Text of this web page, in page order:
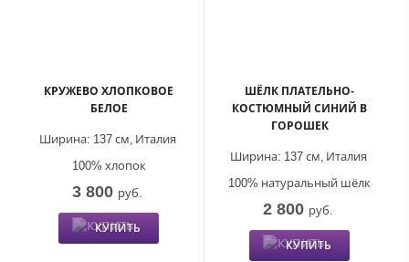
КРУЖЕВО ХЛОПКОВОЕ
БЕЛОЕ
Италия
Ширина: 137 см,
100% хлопок
3 800 руб.
КУПИТЬ
ШЁЛК ПЛАТЕЛЬНО-
КОСТЮМНЫЙ СИНИЙ В
ГОРОШЕК
Италия
Ширина: 137 см,
100% натуральный шёлк
2 800 руб.
КУПИТЬ